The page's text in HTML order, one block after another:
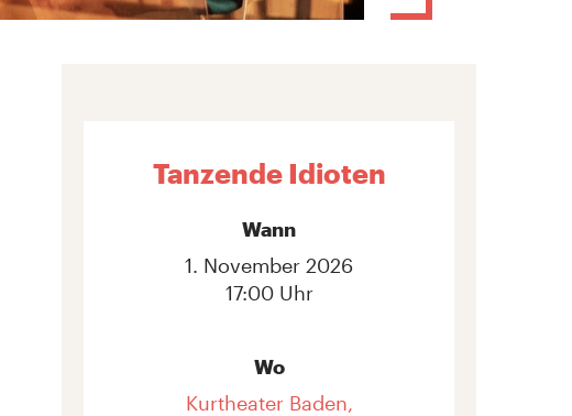
Tanzende Idioten
Wann
1. November 2026
17:00 Uhr
Wo
Kurtheater Baden,